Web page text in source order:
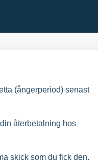
(ångerperiod) senast
återbetalning hos
skick som du fick den.